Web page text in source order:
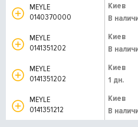
MEYLE
0140370000
Киев
В
MEYLE
0141351202
Киев
В
MEYLE
0141351202
Киев
1 дн.
MEYLE
0141351212
Киев
В